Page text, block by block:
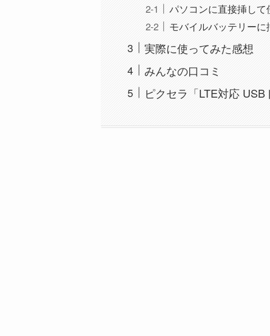
パソコンに直接挿して
モバイルバッテリー
実際に使ってみた感想
みんなの口コミ
ピクセラ「LTE対応